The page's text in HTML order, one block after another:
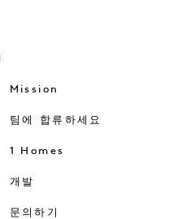
Mission
팀에 합류하세요
1 Homes
개발
문의하기